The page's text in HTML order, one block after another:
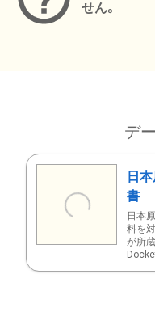
せん。
デ
日
書
日本
料を
が所蔵